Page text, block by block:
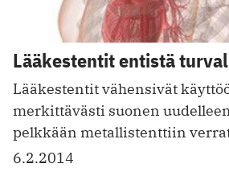
Lääkestentit entistä
Lääkestentit vähensivät
merkittävästi suonen
pelkkään metallistenttiin
6.2.2014